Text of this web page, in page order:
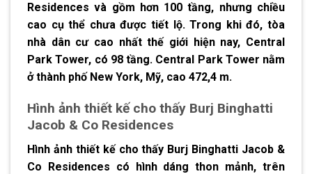
Residences và gồm hơn 100 tầng, nhưng chiều
cao cụ thể chưa được tiết lộ. Trong khi đó, tòa
nhà dân cư cao nhất thế giới hiện nay, Central
Park Tower, có 98 tầng. Central Park Tower nằm
ở thành phố New York, Mỹ, cao 472,4 m.
Hình ảnh thiết kế cho thấy Burj Binghatti
Jacob & Co Residences
Hình ảnh thiết kế cho thấy Burj Binghatti Jacob &
Co Residences có hình dáng thon mảnh, trên